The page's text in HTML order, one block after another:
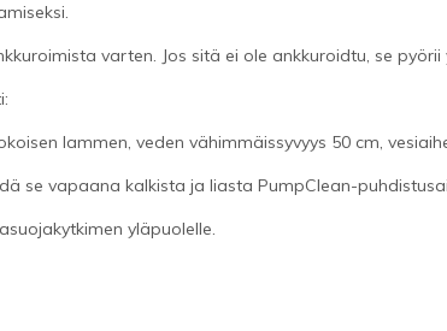
varten. Jos sitä ei ole ankkuroidtu, se
lammen, veden vähimmäissyvyys 50 cm,
se vapaana kalkista ja liasta PumpClean-
yläpuolelle.